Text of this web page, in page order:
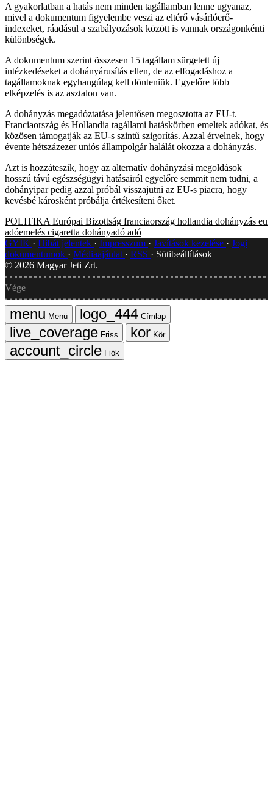
A gyakorlatban a hatás nem minden tagállamban lenne ugyanaz,
mivel a dokumentum figyelembe veszi az eltérő vásárlóerő-
indexeket, ráadásul a szabályozások között is vannak országonkénti
különbségek.
A dokumentum szerint összesen 15 tagállam sürgetett új
intézkedéseket a dohányárusítás ellen, de az elfogadáshoz a
tagállamoknak egyhangúlag kell dönteniük. Egyelőre több
elképzelés is az asztalon van.
A dohányzás megadóztatása jelentősen megosztotta az EU-t.
Franciaország és Hollandia tagállami hatáskörben emeltek adókat, és
közösen támogatják az EU-s szintű szigorítás. Azzal érvelnek, hogy
évente hétszázezer uniós állampolgár halálát okozza a dohányzás.
Azt is hozzáteszik, hogy az alternatív dohányzási megoldások
hosszú távú egészségügyi hatásairól egyelőre semmit nem tudni, a
dohányipar pedig azzal próbál visszajutni az EU-s piacra, hogy
kevésbé károsként próbálja értékesíteni őket.
POLITIKA Európai Bizottság franciaország hollandia dohányzás eu
adóemelés cigaretta dohányadó adó
GYIK
Hibát jelentek Impresszum Javítások kezelése
Jogi
dokumentumok
Médiaajánlat RSS
Sütibeállítások
© 2026 Magyar Jeti Zrt.
Vége
Menü
Címlap
Friss
Kör
Fiók